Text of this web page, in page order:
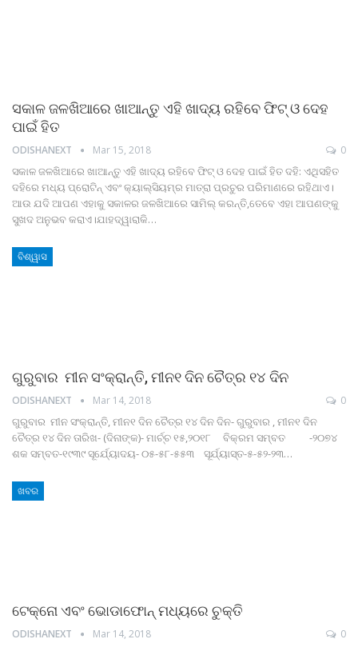
ସକାଳ ଜଳଖିଆରେ ଖାଆନ୍ତୁ ଏହି ଖାଦ୍ୟ ରହିବେ ଫିଟ୍‌ ଓ ଦେହ
ପାଇଁ ହିତ
ODISHANEXT Mar 15, 2018 0
ସକାଳ ଜଳଖିଆରେ ଖାଆନ୍ତୁ ଏହି ଖାଦ୍ୟ ରହିବେ ଫିଟ୍‌ ଓ ଦେହ ପାଇଁ ହିତ ଦହି: ଏଥିସହିତ
ଦହିରେ ମଧ୍ୟ ପ୍ରୋଟିନ୍‌ ଏବଂ କ୍ୟାଲ୍‌ସିୟମ୍‌ର ମାତ୍ରା ପ୍ରଚୁର ପରିମାଣରେ ରହିଥାଏ।
ଆଉ ଯଦି ଆପଣ ଏହାକୁ ସକାଳର ଜଳଖିଆରେ ସାମିଲ୍‌ କରନ୍ତି,ତେବେ ଏହା ଆପଣଙ୍କୁ
ସୁଖଦ ଅନୁଭବ କରାଏ।ଯାହଦ୍ୱାରାକି…
ବିଶ୍ୱାସ
ଗୁରୁବାର ମୀନ ସଂକ୍ରାନ୍ତି, ମୀନ୧ ଦିନ ଚୈତ୍ର ୧୪ ଦିନ
ODISHANEXT Mar 14, 2018 0
ଗୁରୁବାର ମୀନ ସଂକ୍ରାନ୍ତି, ମୀନ୧ ଦିନ ଚୈତ୍ର ୧୪ ଦିନ ଦିନ- ଗୁରୁବାର , ମୀନ୧ ଦିନ
ଚୈତ୍ର ୧୪ ଦିନ ତାରିଖ- (ଦିନାଙ୍କ)- ମାର୍ଚ୍ଚ ୧୫,୨୦୧୮ ବିକ୍ରମ ସମ୍ବତ -୨୦୭୪
ଶକ ସମ୍ବତ-୧୯୩୯ ସୂର୍ଯ୍ୟୋଦୟ- ୦୫-୫୮-୫୫୩ ସୂର୍ଯ୍ୟାସ୍ତ-୫-୫୨-୨୩…
ଖବର
ଟେକ୍ନୋ ଏବଂ ଭୋଡାଫୋନ୍‌ ମଧ୍ୟରେ ଚୁକ୍ତି
ODISHANEXT Mar 14, 2018 0